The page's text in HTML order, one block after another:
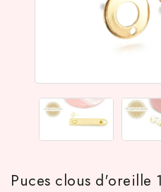
Puces clous d'oreille